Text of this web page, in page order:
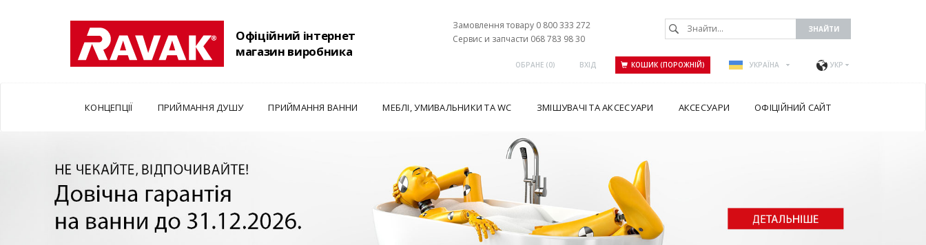
Офіційний інтернет
магазин виробника
Замовлення товару 0 800 333 272
Сервис и запчасти 068 783 98 30
ОБРАНЕ (0) ВХІД КОШИК (ПОРОЖНІЙ) УКРАЇНА УКР
КОНЦЕПЦІЇ ПРИЙМАННЯ ДУШУ ПРИЙМАННЯ ВАННИ МЕБЛІ, УМИВАЛЬНИКИ ТА WC ЗМІШУВАЧІ ТА АКСЕСУАРИ АКСЕСУАРИ ОФІЦІЙНИЙ САЙТ